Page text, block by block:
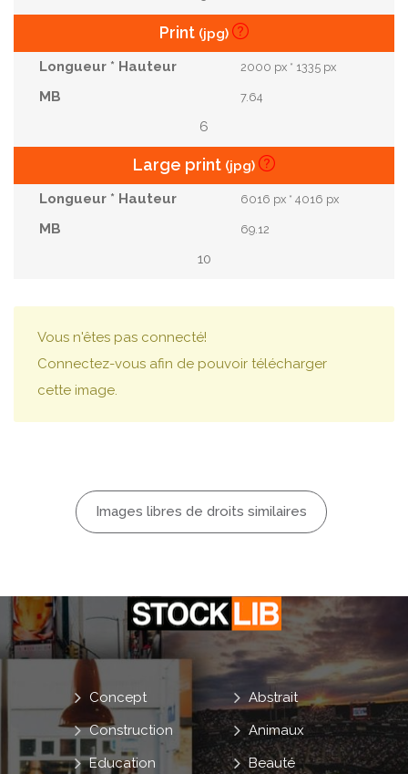
Print (jpg)
2000 px * 1335 px
7.64
6
Large print (jpg)
6016 px * 4016 px
69.12
10
Vous n'êtes pas connecté!
Connectez-vous afin de pouvoir télécharger
cette image.
Images libres de droits similaires
Abstrait
Animaux
Beauté
Concept
Construction
Education